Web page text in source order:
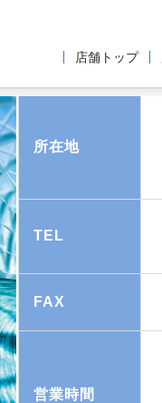
店舗トップ
所在地
TEL
FAX
営業時間